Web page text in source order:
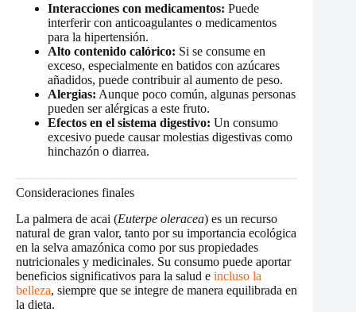
Interacciones con medicamentos: Puede
interferir con anticoagulantes o medicamentos
para la hipertensión.
Alto contenido calórico: Si se consume en
exceso, especialmente en batidos con azúcares
añadidos, puede contribuir al aumento de peso.
Alergias: Aunque poco común, algunas personas
pueden ser alérgicas a este fruto.
Efectos en el sistema digestivo: Un consumo
excesivo puede causar molestias digestivas como
hinchazón o diarrea.
Consideraciones finales
La palmera de acai (Euterpe oleracea) es un recurso
natural de gran valor, tanto por su importancia ecológica
en la selva amazónica como por sus propiedades
nutricionales y medicinales. Su consumo puede aportar
beneficios significativos para la salud e incluso la
belleza, siempre que se integre de manera equilibrada en
la dieta.